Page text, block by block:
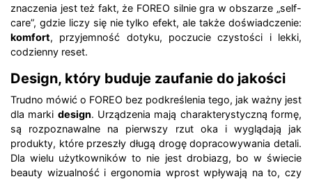
znaczenia jest też fakt, że FOREO silnie gra w obszarze „self-
care”, gdzie liczy się nie tylko efekt, ale także doświadczenie:
komfort, przyjemność dotyku, poczucie czystości i lekki,
codzienny reset.
Design, który buduje zaufanie do jakości
Trudno mówić o FOREO bez podkreślenia tego, jak ważny jest
dla marki design. Urządzenia mają charakterystyczną formę,
są rozpoznawalne na pierwszy rzut oka i wyglądają jak
produkty, które przeszły długą drogę dopracowywania detali.
Dla wielu użytkowników to nie jest drobiazg, bo w świecie
beauty wizualność i ergonomia wprost wpływają na to, czy